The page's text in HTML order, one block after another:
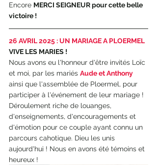
Encore MERCI SEIGNEUR pour cette belle
victoire !
26 AVRIL 2025 : UN MARIAGE A PLOERMEL
VIVE LES MARIES !
Nous avons eu l'honneur d'être invités Loïc
et moi, par les mariés Aude et Anthony
ainsi que l'assemblée de Ploermel, pour
participer à l'événement de leur mariage !
Déroulement riche de louanges,
d'enseignements, d'encouragements et
d'émotion pour ce couple ayant connu un
parcours cahotique. Dieu les unis
aujourd'hui ! Nous en avons été témoins et
heureux !